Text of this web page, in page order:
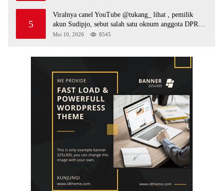
5
Viralnya canel YouTube @tukang_ lihat , pemilik
akun Sudipjo, sebut salah satu oknum anggota DPRD
mempawah terlibat sebagai cukong peti Kapolda yang
Mei 10, 2026 8545